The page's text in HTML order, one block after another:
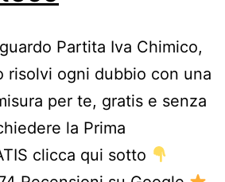
Partita Iva Chimico,
risolvi ogni dubbio con una
per te, gratis e senza
la Prima
clicca qui sotto